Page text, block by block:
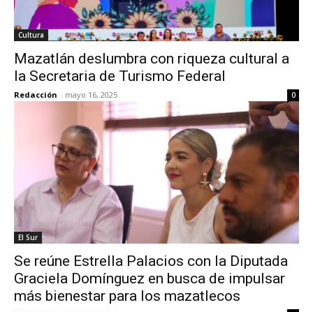
Cultura
Mazatlán deslumbra con riqueza cultural a
la Secretaria de Turismo Federal
Redacción - mayo 16, 2025 0
El Sur
Se reúne Estrella Palacios con la Diputada
Graciela Domínguez en busca de impulsar
más bienestar para los mazatlecos